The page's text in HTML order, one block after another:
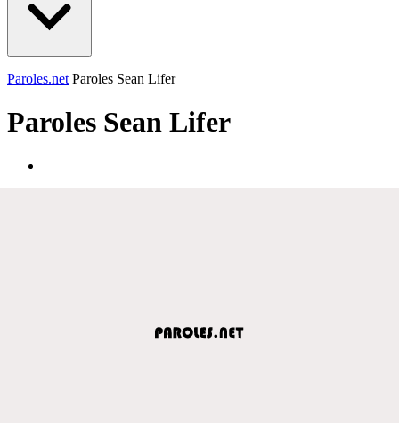
Paroles.net Paroles Sean Lifer
Paroles Sean Lifer